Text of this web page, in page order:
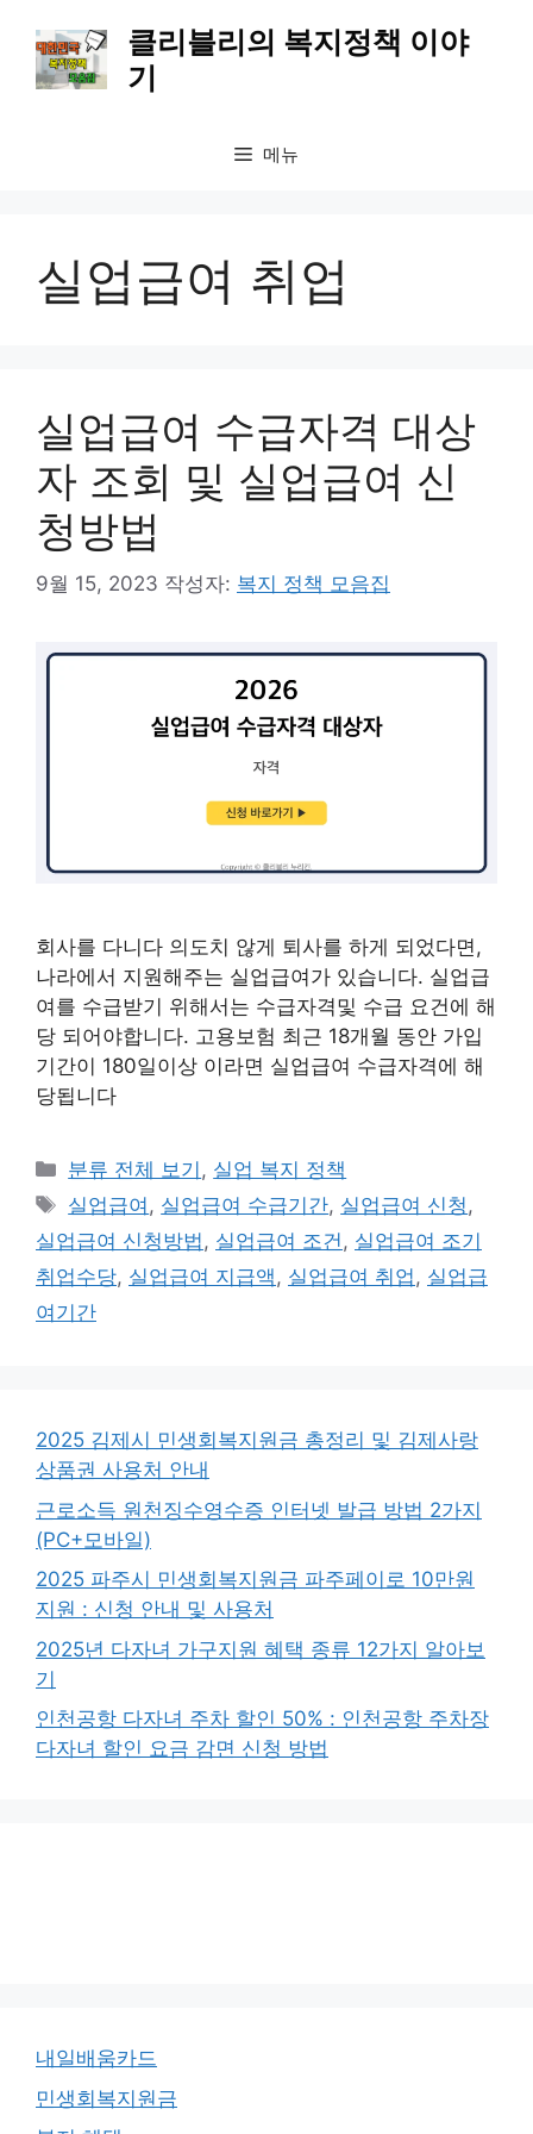
클리블리의 복지정책 이야
기
메뉴
실업급여 취업
실업급여 수급자격 대상
자 조회 및 실업급여 신
청방법
9월 15, 2023 작성자: 복지 정책 모음집
회사를 다니다 의도치 않게 퇴사를 하게 되었다면,
나라에서 지원해주는 실업급여가 있습니다. 실업급
여를 수급받기 위해서는 수급자격및 수급 요건에 해
당 되어야합니다. 고용보험 최근 18개월 동안 가입
기간이 180일이상 이라면 실업급여 수급자격에 해
당됩니다
카
테
리
분류 전체 보기 , 실업 복지 정책
태
그
실업급여 , 실업급여 수급기간, 실업급여 신청,
실업급여 신청방법, 실업급여 조건, 실업급여 조기
취업수당, 실업급여 지급액, 실업급여 취업, 실업급
여기간
2025 김제시 민생회복지원금 총정리 및 김제사랑
상품권 사용처 안내
근로소득 원천징수영수증 인터넷 발급 방법 2가지
(PC+모바일)
2025 파주시 민생회복지원금 파주페이로 10만원
지원 : 신청 안내 및 사용처
2025년 다자녀 가구지원 혜택 종류 12가지 알아보
기
인천공항 다자녀 주차 할인 50% : 인천공항 주차장
다자녀 할인 요금 감면 신청 방법
내일배움카드
민생회복지원금